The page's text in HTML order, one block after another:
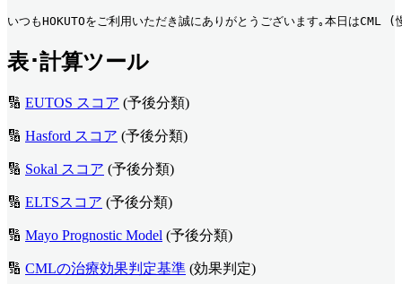
いつもHOKUTOをご利用いただき誠にありがとうございます｡本日はCML
表･計算ツール
🔢 EUTOS スコア (予後分類)
🔢 Hasford スコア (予後分類)
🔢 Sokal スコア (予後分類)
🔢 ELTSスコア (予後分類)
🔢 Mayo Prognostic Model (予後分類)
🔢 CMLの治療効果判定基準 (効果判定)